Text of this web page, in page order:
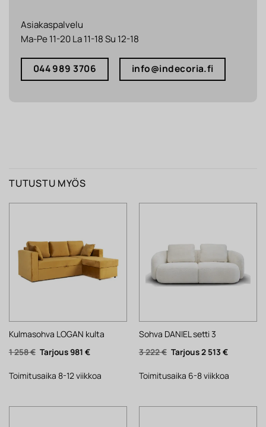
Asiakaspalvelu
Ma-Pe 11-20 La 11-18 Su 12-18
044 989 3706 info@indecoria.fi
TUTUSTU MYÖS
Kulmasohva LOGAN kulta
1 258€ Alkuperäinen
hinta
1
258 €.
981 €Nykyinen
981 €.
Toimitusaika 8-12 viikkoa
Sohva DANIEL setti 3
3 222€ Alkuperäinen
hinta
3
222 €.
2 513 €Nykyinen
2
Toimitusaika 6-8 viikkoa